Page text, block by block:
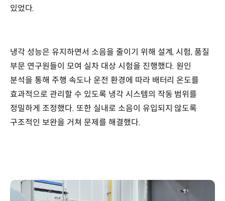
있었다.
냉각 성능은 유지하면서 소음을 줄이기 위해 설계, 시험, 품질
부문 연구원들이 모여 실차 대상 시험을 진행했다. 원인
분석을 통해 주행 속도나 운전 환경에 따라 배터리 온도를
효과적으로 관리할 수 있도록 냉각 시스템의 작동 범위를
정밀하게 조정했다. 또한 실내로 소음이 유입되지 않도록
구조적인 보완을 거쳐 문제를 해결했다.